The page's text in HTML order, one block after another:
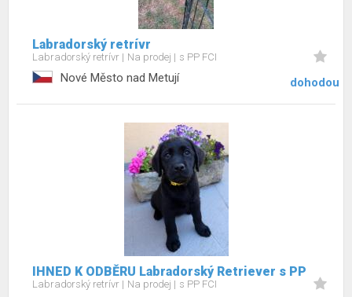
Labradorský retrívr
Labradorský retrívr Na prodej s PP FCI
Nové Město nad Metují dohodou
IHNED K ODBĚRU Labradorský Retriever s PP
Labradorský retrívr Na prodej s PP FCI